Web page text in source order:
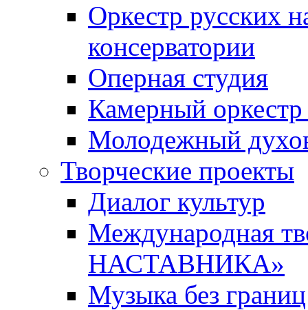
Оркестр русских
консерватории
Оперная студия
Камерный оркестр
Молодежный
Творческие проекты
Диалог культур
Международная
НАСТАВНИКА»
Музыка без границ